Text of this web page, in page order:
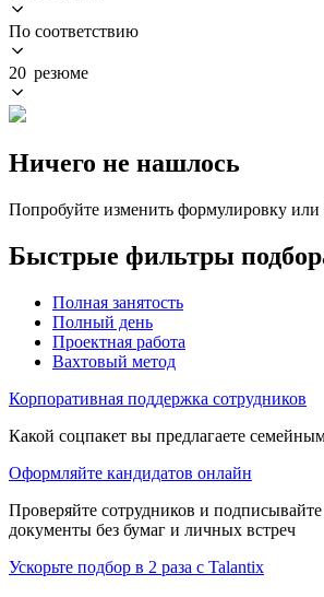
По соответствию
20 резюме
Ничего не нашлось
Попробуйте изменить формулировку
Быстрые фильтры
Полная занятость
Полный день
Проектная работа
Вахтовый метод
Корпоративная поддержка сотрудников
Какой соцпакет вы предлагаете
Оформляйте кандидатов онлайн
Проверяйте сотрудников и
документы без бумаг и личных встреч
Ускорьте подбор в 2 раза с Talantix